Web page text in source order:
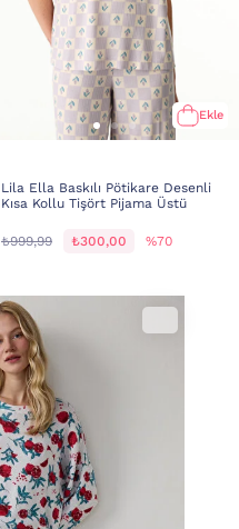
Ekle
Lila Ella Baskılı Pötikare Desenli
Kısa Kollu Tişört Pijama Üstü
₺999,99 ₺300,00 %70